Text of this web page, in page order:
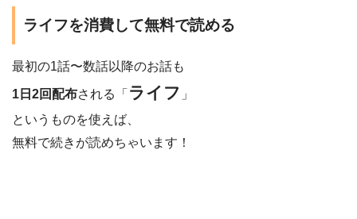
ライフを消費して無料で読める
最初の1話〜数話以降のお話も
1日2回配布される「 ライフ 」
というものを使えば、
無料で続きが読めちゃいます！